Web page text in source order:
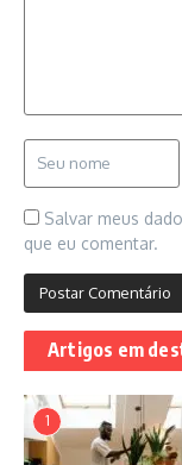
Salvar meus
que eu comentar.
Artigos em
1